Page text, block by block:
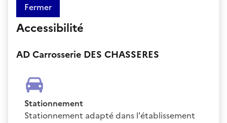
Fermer
Accessibilité
AD Carrosserie DES CHASSERES
Stationnement
Stationnement adapté dans l'établissement